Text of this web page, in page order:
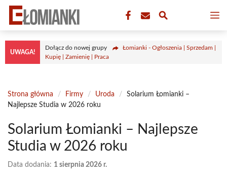
Przejdź
treści
UWAGA!
Dołącz do nowej grupy
Łomianki - Ogłoszenia | Sprzedam |
Kupię | Zamienię | Praca
Strona główna / Firmy / Uroda /
Solarium Łomianki –
Najlepsze Studia w 2026 roku
Solarium Łomianki – Najlepsze
Studia w 2026 roku
Data dodania: 1 sierpnia 2026 r.